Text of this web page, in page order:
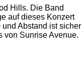
Hills. Die Band
auf dieses Konzert
Abstand ist sicher
von Sunrise Avenue.